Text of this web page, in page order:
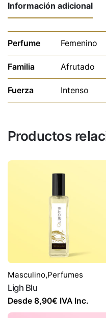
Información adicional
Perfume Femenino
Familia Afrutado
Fuerza Intenso
Productos
Masculino,Perfumes
Ligh Blu
Desde 8,90€ IVA Inc.